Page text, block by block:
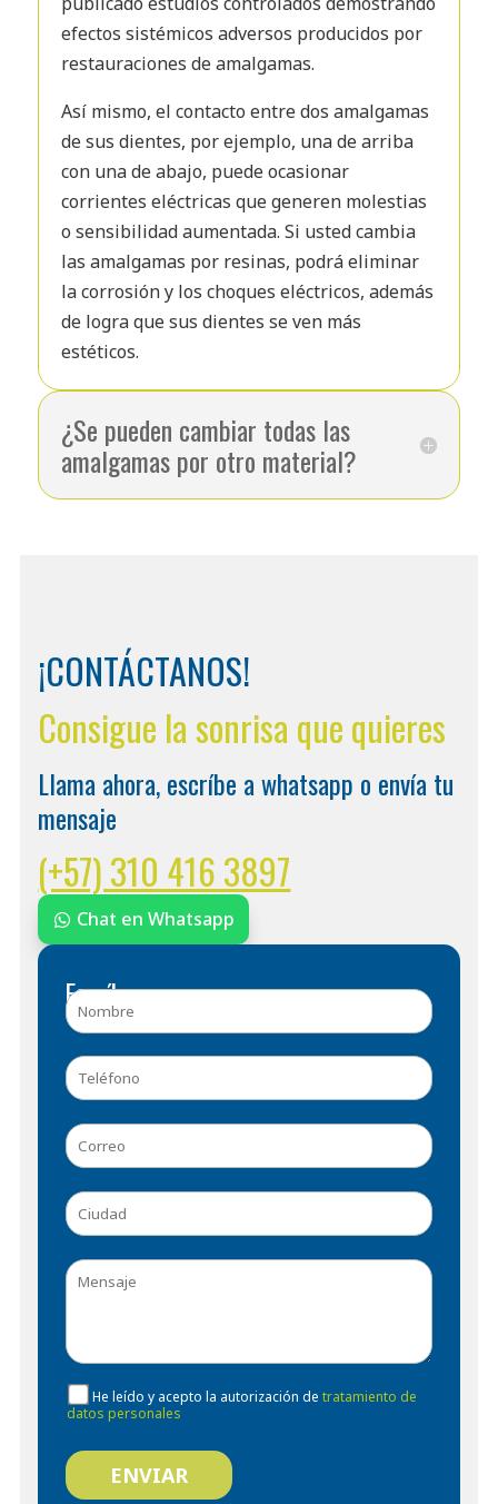
efectos sistémicos adversos producidos por
restauraciones de amalgamas.
Así mismo, el contacto entre dos amalgamas
de sus dientes, por ejemplo, una de arriba
con una de abajo, puede ocasionar
corrientes eléctricas que generen molestias
o sensibilidad aumentada. Si usted cambia
las amalgamas por resinas, podrá eliminar
la corrosión y los choques eléctricos, además
de logra que sus dientes se ven más
estéticos.
¿Se pueden cambiar todas las
amalgamas por otro material?
¡CONTÁCTANOS!
Consigue la sonrisa que quieres
Llama ahora, escríbe a whatsapp o envía tu
mensaje
(+57) 310 416 3897
Chat en Whatsapp
Escríbenos
He leído y acepto la autorización detratamiento de
datos personales